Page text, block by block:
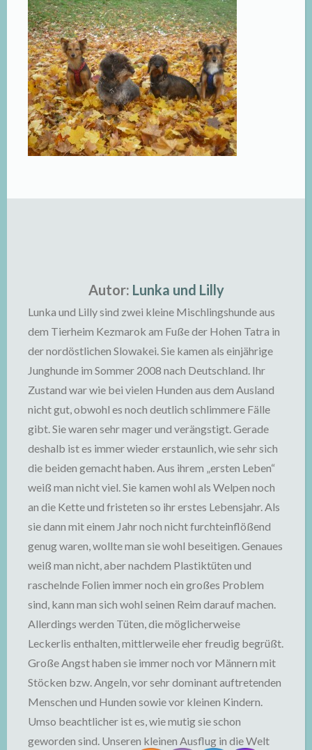
Autor: Lunka und Lilly
Lunka und Lilly sind zwei kleine Mischlingshunde aus
dem Tierheim Kezmarok am Fuße der Hohen Tatra in
der nordöstlichen Slowakei. Sie kamen als einjährige
Junghunde im Sommer 2008 nach Deutschland. Ihr
Zustand war wie bei vielen Hunden aus dem Ausland
nicht gut, obwohl es noch deutlich schlimmere Fälle
gibt. Sie waren sehr mager und verängstigt. Gerade
deshalb ist es immer wieder erstaunlich, wie sehr sich
die beiden gemacht haben. Aus ihrem „ersten Leben“
weiß man nicht viel. Sie kamen wohl als Welpen noch
an die Kette und fristeten so ihr erstes Lebensjahr. Als
sie dann mit einem Jahr noch nicht furchteinflößend
genug waren, wollte man sie wohl beseitigen. Genaues
weiß man nicht, aber nachdem Plastiktüten und
raschelnde Folien immer noch ein großes Problem
sind, kann man sich wohl seinen Reim darauf machen.
Allerdings werden Tüten, die möglicherweise
Leckerlis enthalten, mittlerweile eher freudig begrüßt.
Große Angst haben sie immer noch vor Männern mit
Stöcken bzw. Angeln, vor sehr dominant auftretenden
Menschen und Hunden sowie vor kleinen Kindern.
Umso beachtlicher ist es, wie mutig sie schon
geworden sind. Unseren kleinen Ausflug in die Welt